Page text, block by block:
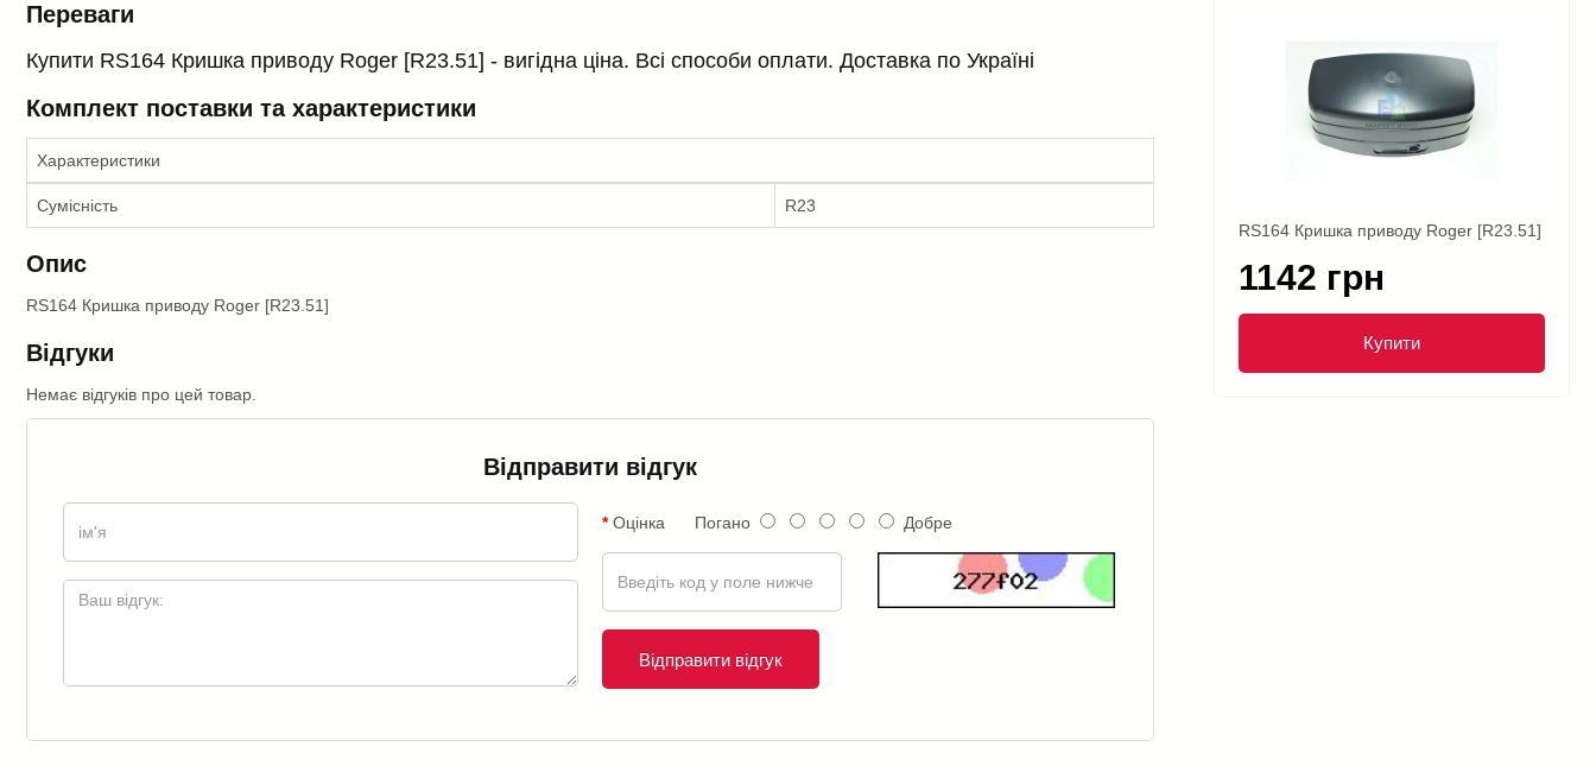
RS164 Кришка приводу Roger [R23.51]
1142 грн
Купити
Переваги
Купити RS164 Кришка приводу Roger [R23.51] - вигідна ціна. Всі способи оплати. Доставка по Україні
Комплект поставки та характеристики
Характеристики
Сумісність R23
Опис
RS164 Кришка приводу Roger [R23.51]
Відгуки
Немає відгуків про цей товар.
Відправити відгук
Оцінка Погано Добре
Відправити відгук